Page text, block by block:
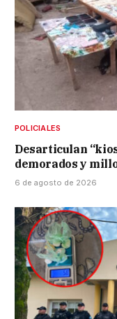
POLICIALES
Desarticulan
demorados y
6 de agosto de 2026